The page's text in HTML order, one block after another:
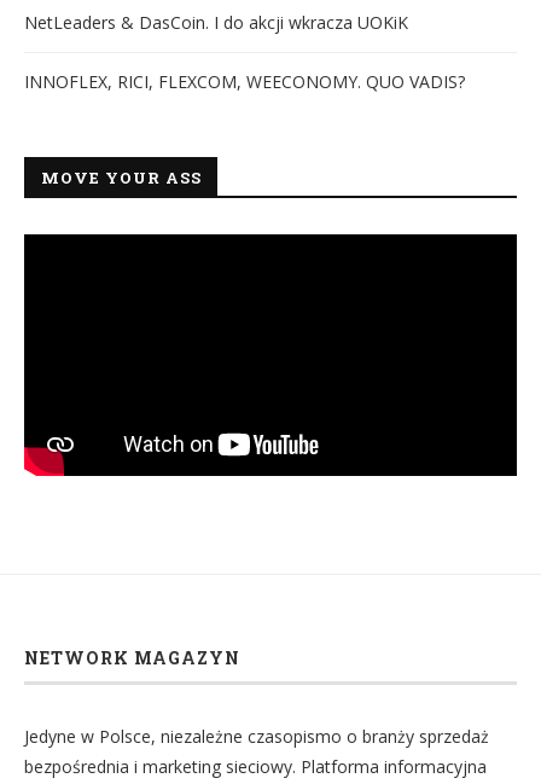
NetLeaders & DasCoin. I do akcji wkracza UOKiK
INNOFLEX, RICI, FLEXCOM, WEECONOMY. QUO VADIS?
MOVE YOUR ASS
NETWORK MAGAZYN
Jedyne w Polsce, niezależne czasopismo o branży sprzedaż
bezpośrednia i marketing sieciowy. Platforma informacyjna